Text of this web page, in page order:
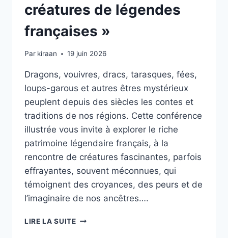
créatures de légendes
françaises »
Par kiraan 19 juin 2026
Dragons, vouivres, dracs, tarasques, fées,
loups-garous et autres êtres mystérieux
peuplent depuis des siècles les contes et
traditions de nos régions. Cette conférence
illustrée vous invite à explorer le riche
patrimoine légendaire français, à la
rencontre de créatures fascinantes, parfois
effrayantes, souvent méconnues, qui
témoignent des croyances, des peurs et de
l’imaginaire de nos ancêtres….
LIRE LA SUITECONFÉRENCE